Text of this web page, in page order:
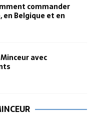
commander
en Belgique et en
avec